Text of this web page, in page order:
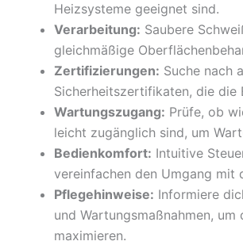
Heizsysteme geeignet sind.
Verarbeitung: Saubere
gleichmäßige
Zertifizierungen: Suche nach
Sicherheitszertifikaten, die die
Wartungszugang: Prüfe, ob
leicht zugänglich sind, um
Bedienkomfort: Intuitive
vereinfachen den Umgang mit
Pflegehinweise: Informiere
und Wartungsmaßnahmen,
maximieren.